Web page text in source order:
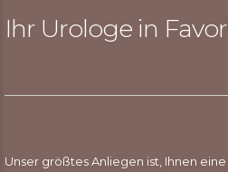
Ihr Urologe in
Unser größtes Anliegen ist, Ihnen